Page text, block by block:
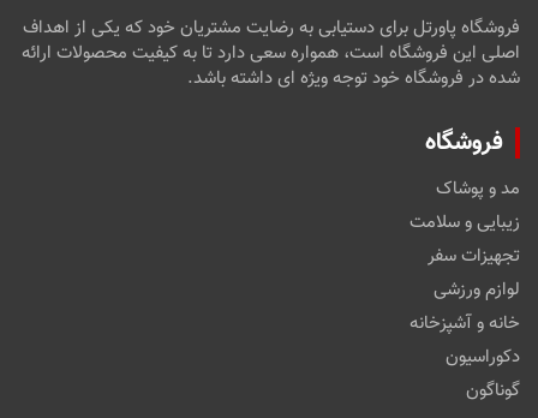
فروشگاه پاورتل برای دستیابی به رضایت مشتریان خود که یکی از اهداف
اصلی این فروشگاه است، همواره سعی دارد تا به کیفیت محصولات ارائه
شده در فروشگاه خود توجه ویژه ای داشته باشد.
فروشگاه
مد و پوشاک
زیبایی و سلامت
تجهیزات سفر
لوازم ورزشی
خانه و آشپزخانه
دکوراسیون
گوناگون